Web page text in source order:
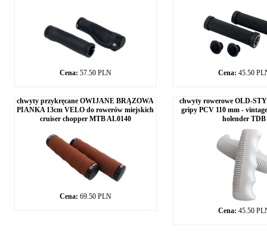
Cena: 57.50 PLN Cena: 45.50
chwyty przykręcane OWIJANE BRĄZOWA
PIANKA 13cm VELO do rowerów miejskich
cruiser chopper MTB AL0140
Cena: 69.50 PLN
chwyty rowerowe OLD-
gripy PCV 110 mm -
holender TDB
Cena: 45.50